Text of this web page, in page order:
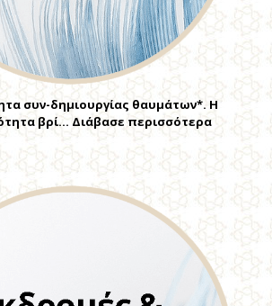
συν-δημιουργίας θαυμάτων*. Η
βρί… Διάβασε περισσότερα